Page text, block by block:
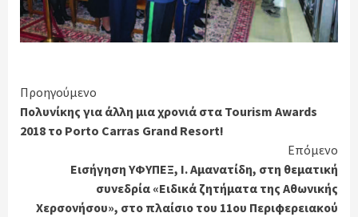
Continue
Reading
Προηγούμενο
Πολυνίκης για άλλη μια χρονιά στα Tourism Awards
2018 το Porto Carras Grand Resort!
Επόμενο
Εισήγηση ΥΦΥΠΕΞ, Ι. Αμανατίδη, στη θεματική
συνεδρία «Ειδικά ζητήματα της Αθωνικής
Χερσονήσου», στο πλαίσιο του 11ου Περιφερειακού